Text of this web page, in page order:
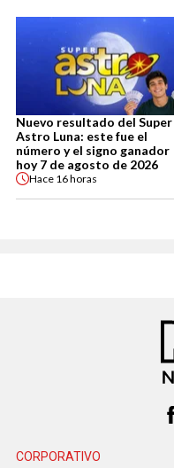
Nuevo resultado del Super
Astro Luna: este fue el
número y el signo ganador
hoy 7 de agosto de 2026
Hace 16 horas
CORPORATIVO